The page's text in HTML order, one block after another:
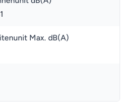
Max. dB(A)